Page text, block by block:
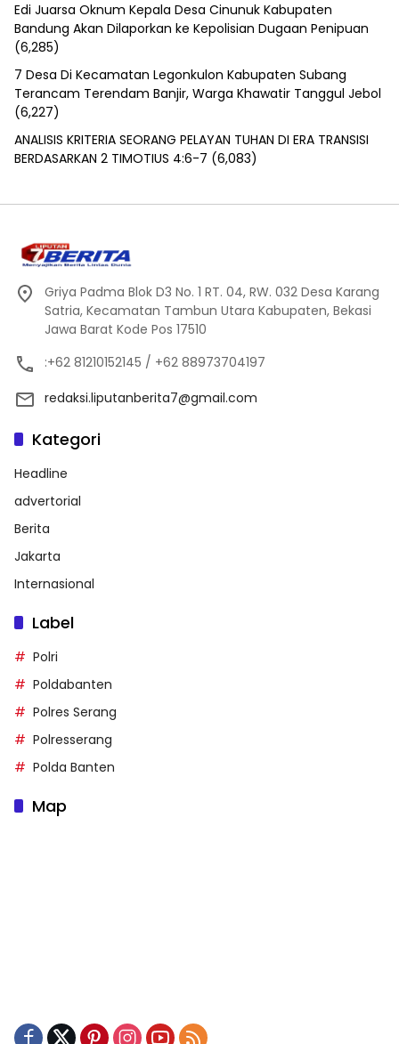
Edi Juarsa Oknum Kepala Desa Cinunuk Kabupaten
Bandung Akan Dilaporkan ke Kepolisian Dugaan Penipuan
(6,285)
7 Desa Di Kecamatan Legonkulon Kabupaten Subang
Terancam Terendam Banjir, Warga Khawatir Tanggul Jebol
(6,227)
ANALISIS KRITERIA SEORANG PELAYAN TUHAN DI ERA TRANSISI
BERDASARKAN 2 TIMOTIUS 4:6-7 (6,083)
Griya Padma Blok D3 No. 1 RT. 04, RW. 032 Desa Karang
Satria, Kecamatan Tambun Utara Kabupaten, Bekasi
Jawa Barat Kode Pos 17510
:+62 81210152145 / +62 88973704197
redaksi.liputanberita7@gmail.com
Kategori
Headline
advertorial
Berita
Jakarta
Internasional
Label
Polri
Poldabanten
Polres Serang
Polresserang
Polda Banten
Map